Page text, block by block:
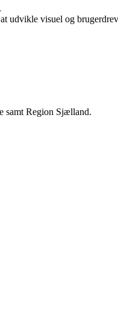
udvikle visuel og
samt Region Sjælland.